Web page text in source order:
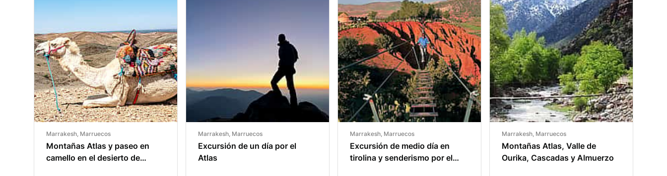
Marrakesh, Marruecos
Montañas Atlas y paseo en
camello en el desierto de
Marrakesh, Marruecos
Excursión de un día por el
Atlas
Marrakesh, Marruecos
Excursión de medio día en
tirolina y senderismo por el
Marrakesh, Marruecos
Montañas Atlas, Valle de
Ourika, Cascadas y Almuerzo